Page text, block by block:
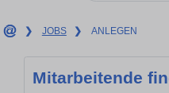
❯ JOBS ❯ ANLEGEN
Mitarbeitende